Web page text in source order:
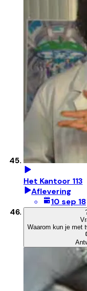
Het Kantoor 113
Aflevering
10 sep 18
Waarom kun je met